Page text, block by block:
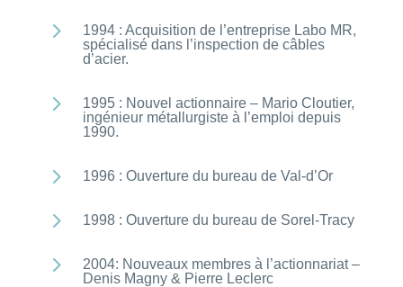
5
1994 : Acquisition de l’entreprise Labo MR,
spécialisé dans l’inspection de câbles
d’acier.
5
1995 : Nouvel actionnaire – Mario Cloutier,
ingénieur métallurgiste à l’emploi depuis
1990.
5 1996 : Ouverture du bureau de Val-d’Or
5 1998 : Ouverture du bureau de Sorel-Tracy
5
2004: Nouveaux membres à l’actionnariat –
Denis Magny & Pierre Leclerc